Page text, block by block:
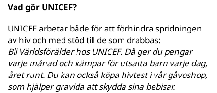
Vad gör UNICEF?
UNICEF arbetar både för att förhindra spridningen
av hiv och med stöd till de som drabbas:
Bli Världsförälder hos UNICEF. Då ger du pengar
varje månad och kämpar för utsatta barn varje dag,
året runt. Du kan också köpa hivtest i vår gåvoshop,
som hjälper gravida att skydda sina bebisar.